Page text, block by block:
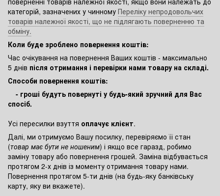
категорій, зазначених у чинному Переліку непродовольчих
товарів належної якості, що не підлягають поверненню та
обміну.
Коли буде зроблено повернення коштів:
Час очікування на повернення Ваших коштів - максимально
5 днів після отримання і перевірки нами товару на складі.
Способи повернення коштів:
- гроші будуть повернуті у будь-який зручний для Вас
спосіб.
Усі пересилки взуття оплачує клієнт.
Далі, ми отримуємо Вашу посилку, перевіряємо її стан
(товар має бути не ношеним) і якщо все гаразд, робимо
заміну товару або повернення грошей. Заміна відбувається
протягом 2-х днів із моменту отримання товару нами.
Повернення протягом 5-ти днів (на будь-яку банківську
карту, яку ви вкажете).